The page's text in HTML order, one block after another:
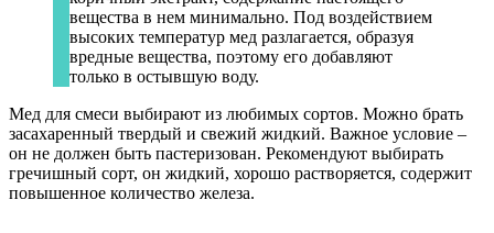
вещества в нем минимально. Под воздействием
высоких температур мед разлагается, образуя
вредные вещества, поэтому его добавляют
только в остывшую воду.
Мед для смеси выбирают из любимых сортов. Можно брать
засахаренный твердый и свежий жидкий. Важное условие –
он не должен быть пастеризован. Рекомендуют выбирать
гречишный сорт, он жидкий, хорошо растворяется, содержит
повышенное количество железа.